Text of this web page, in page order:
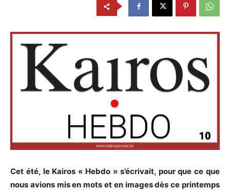
Cet été, le Kairos « Hebdo » s’écrivait, pour que ce que
nous avions mis en mots et en images dès ce printemps